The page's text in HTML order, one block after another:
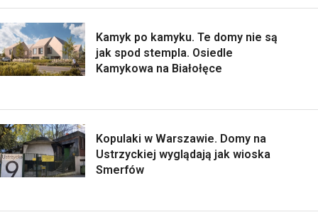
Kamyk po kamyku. Te domy nie są
jak spod stempla. Osiedle
Kamykowa na Białołęce
Kopulaki w Warszawie. Domy na
Ustrzyckiej wyglądają jak wioska
Smerfów